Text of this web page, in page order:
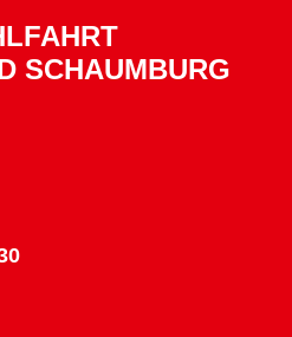
SCHAUMBURG